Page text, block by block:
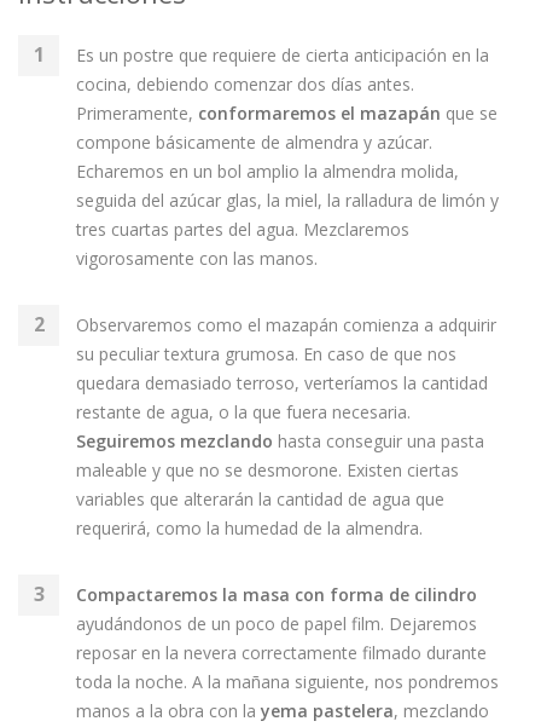
Es un postre que requiere de cierta anticipación en la
cocina, debiendo comenzar dos días antes.
Primeramente, conformaremos el mazapán que se
compone básicamente de almendra y azúcar.
Echaremos en un bol amplio la almendra molida,
seguida del azúcar glas, la miel, la ralladura de limón y
tres cuartas partes del agua. Mezclaremos
vigorosamente con las manos.
Observaremos como el mazapán comienza a adquirir
su peculiar textura grumosa. En caso de que nos
quedara demasiado terroso, verteríamos la cantidad
restante de agua, o la que fuera necesaria.
Seguiremos mezclando hasta conseguir una pasta
maleable y que no se desmorone. Existen ciertas
variables que alterarán la cantidad de agua que
requerirá, como la humedad de la almendra.
Compactaremos la masa con forma de cilindro
ayudándonos de un poco de papel film. Dejaremos
reposar en la nevera correctamente filmado durante
toda la noche. A la mañana siguiente, nos pondremos
manos a la obra con la yema pastelera, mezclando